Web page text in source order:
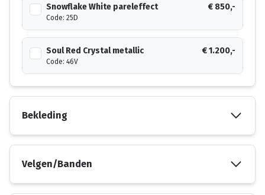
Snowflake White pareleffect
Code: 25D
€ 850,-
Soul Red Crystal metallic
Code: 46V
€ 1.200,-
Bekleding
Velgen/Banden